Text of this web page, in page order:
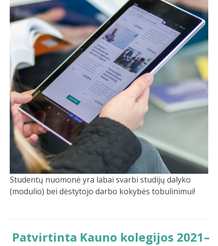
Studentų nuomonė yra labai svarbi studijų dalyko
(modulio) bei dėstytojo darbo kokybės tobulinimui!
Patvirtinta Kauno kolegijos 2021–